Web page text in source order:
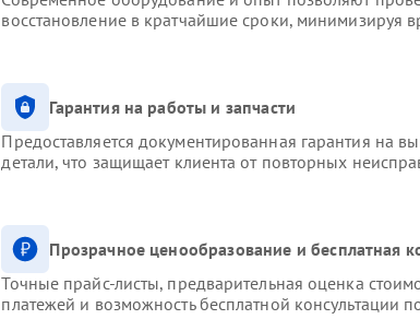
восстановление в кратчайшие сроки, минимизируя
Гарантия на работы и запчасти
Предоставляется документированная гарантия на
детали, что защищает клиента от повторных
Прозрачное ценообразование и бесплатная
Точные прайс-листы, предварительная оценка
платежей и возможность бесплатной консультации